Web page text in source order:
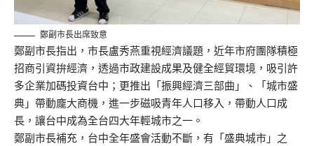
鄭副市長出席致意
鄭副市長指出，市長盧秀燕重視經濟議題，近年市府團隊積極
招商引資拚經濟，透過市政建設成果及健全經貿環境，吸引許
多企業加碼投資台中；更推出「振興經濟三部曲」、「城市盛
典」帶動龐大商機，進一步磁吸青年人口移入，帶動人口成
長，讓台中成為全台四大年輕城市之一。
鄭副市長補充，台中全年盛會活動不斷，有「盛典城市」之